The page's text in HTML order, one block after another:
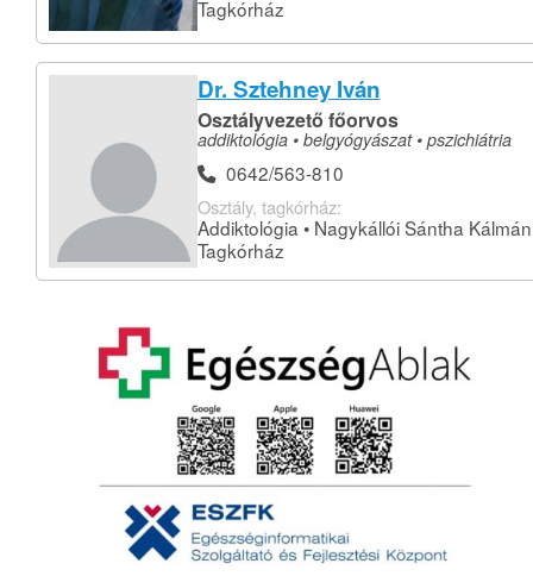
Tagkórház
Dr. Sztehney Iván
Osztályvezető főorvos
addiktológia • belgyógyászat • pszichiátria
0642/563-810
Osztály, tagkórház:
Addiktológia • Nagykállói Sántha Kálmán
Tagkórház